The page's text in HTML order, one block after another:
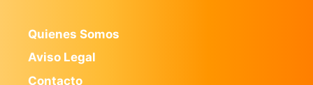
Quienes Somos
Aviso Legal
Contacto